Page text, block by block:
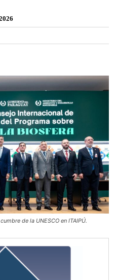
de la UNESCO en ITAIPÚ.